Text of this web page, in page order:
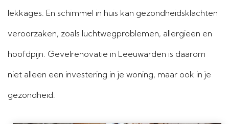
lekkages. En schimmel in huis kan gezondheidsklachten
veroorzaken, zoals luchtwegproblemen, allergieën en
hoofdpijn. Gevelrenovatie in Leeuwarden is daarom
niet alleen een investering in je woning, maar ook in je
gezondheid.